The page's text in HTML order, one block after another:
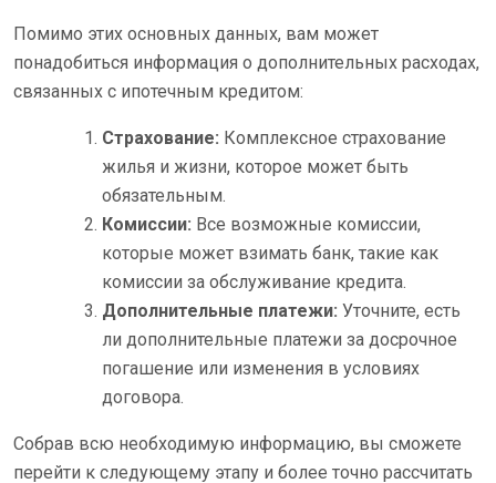
Помимо этих основных данных, вам может
понадобиться информация о дополнительных расходах,
связанных с ипотечным кредитом:
Страхование: Комплексное страхование
жилья и жизни, которое может быть
обязательным.
Комиссии: Все возможные комиссии,
которые может взимать банк, такие как
комиссии за обслуживание кредита.
Дополнительные платежи: Уточните, есть
ли дополнительные платежи за досрочное
погашение или изменения в условиях
договора.
Собрав всю необходимую информацию, вы сможете
перейти к следующему этапу и более точно рассчитать